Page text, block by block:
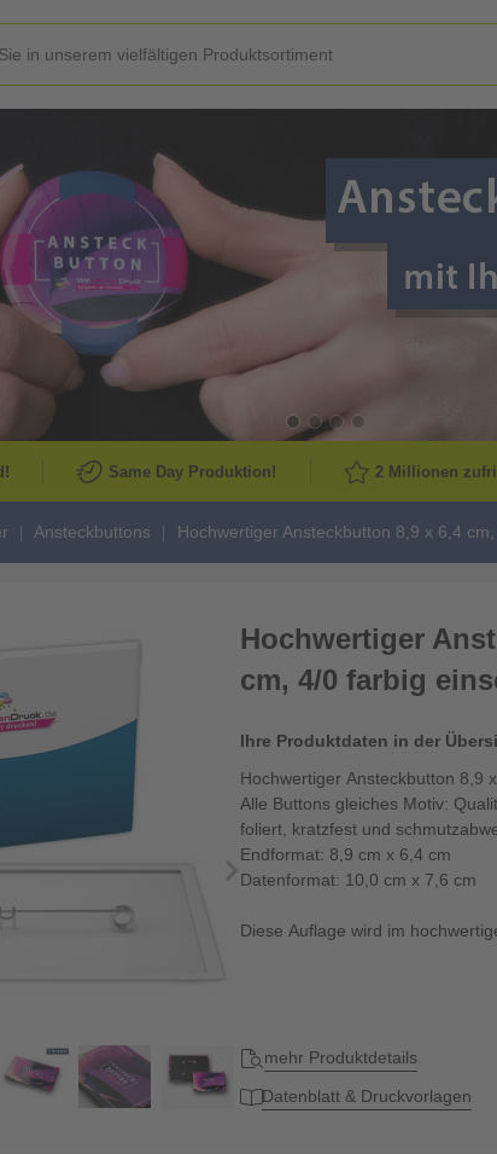
Same Day Produktion! 2 Millionen
Ansteckbuttons Hochwertiger Ansteckbutton 8,9 x 6,4
Hochwertiger
cm, 4/0 farbig
Ihre Produktdaten in der
Hochwertiger Ansteckbutton 8,9
Alle Buttons gleiches Motiv:
foliert, kratzfest und
Endformat: 8,9 cm x 6,4 cm
Datenformat: 10,0 cm x 7,6 cm
Diese Auflage wird im
mehr Produktdetails
Datenblatt & Druckvorlagen